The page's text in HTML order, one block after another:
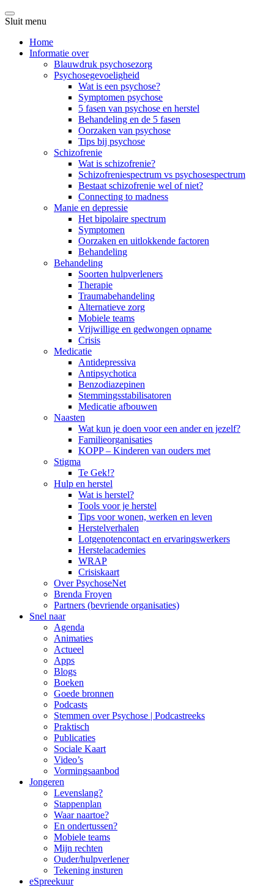
Sluit menu
Home
Informatie over
Blauwdruk psychosezorg
Psychosegevoeligheid
Wat is een psychose?
Symptomen psychose
5 fasen van psychose en herstel
Behandeling en de 5 fasen
Oorzaken van psychose
Tips bij psychose
Schizofrenie
Wat is schizofrenie?
Schizofreniespectrum vs psychosespectrum
Bestaat schizofrenie wel of niet?
Connecting to madness
Manie en depressie
Het bipolaire spectrum
Symptomen
Oorzaken en uitlokkende factoren
Behandeling
Behandeling
Soorten hulpverleners
Therapie
Traumabehandeling
Alternatieve zorg
Mobiele teams
Vrijwillige en gedwongen opname
Crisis
Medicatie
Antidepressiva
Antipsychotica
Benzodiazepinen
Stemmingsstabilisatoren
Medicatie afbouwen
Naasten
Wat kun je doen voor een ander en jezelf?
Familieorganisaties
KOPP – Kinderen van ouders met
Stigma
Te Gek!?
Hulp en herstel
Wat is herstel?
Tools voor je herstel
Tips voor wonen, werken en leven
Herstelverhalen
Lotgenotencontact en ervaringswerkers
Herstelacademies
WRAP
Crisiskaart
Over PsychoseNet
Brenda Froyen
Partners (bevriende organisaties)
Snel naar
Agenda
Animaties
Actueel
Apps
Blogs
Boeken
Goede bronnen
Podcasts
Stemmen over Psychose | Podcastreeks
Praktisch
Publicaties
Sociale Kaart
Video’s
Vormingsaanbod
Jongeren
Levenslang?
Stappenplan
Waar naartoe?
En ondertussen?
Mobiele teams
Mijn rechten
Ouder/hulpverlener
Tekening insturen
eSpreekuur